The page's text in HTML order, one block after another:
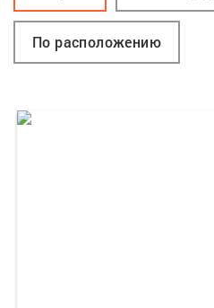
По расположению